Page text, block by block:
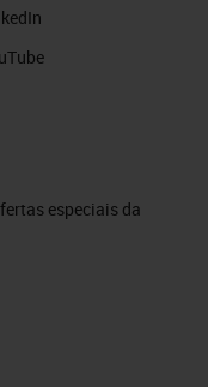
especiais da